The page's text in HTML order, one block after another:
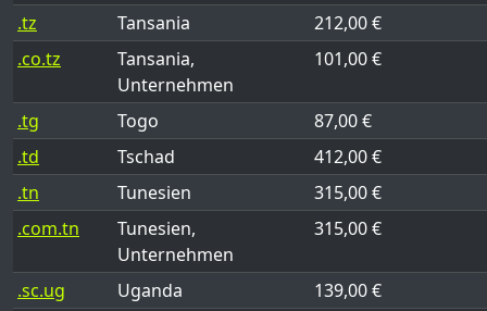
.tz Tansania
212,00 €
.co.tz
Tansania,
Unternehmen
101,00 €
.tg Togo
87,00 €
.td
Tschad
412,00 €
.tn
Tunesien
315,00 €
.com.tn
Tunesien,
Unternehmen
315,00 €
.sc.ug Uganda
139,00 €